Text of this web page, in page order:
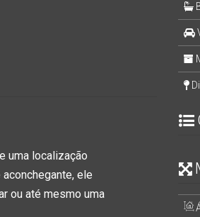
uma localização
ele
ou até mesmo uma